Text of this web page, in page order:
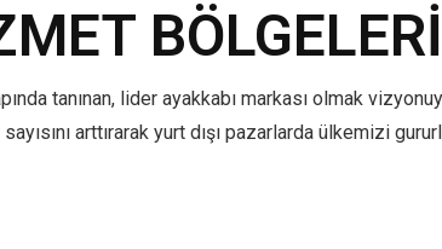
BÖLGELERI
tanınan, lider ayakkabı markası olmak
arttırarak yurt dışı pazarlarda ülkemizi